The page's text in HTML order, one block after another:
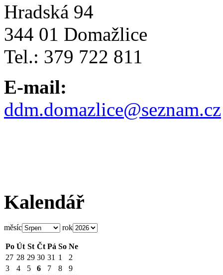
Hradská 94
344 01 Domažlice
Tel.: 379 722 811
E-mail:
ddm.domazlice@seznam.cz
Kalendář
měsíc rok
Po Út St Čt Pá So Ne
27 28 29 30 31 1
2
3
4 5 6 7 8
9